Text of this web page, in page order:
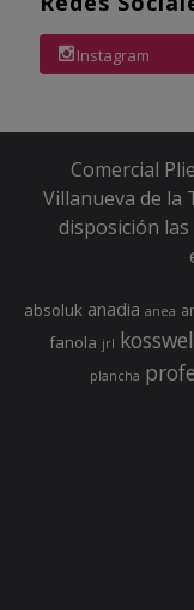
Instagram
Comercial
Villanueva de la
disposición
absoluk anadia anea
fanola jrl
plancha